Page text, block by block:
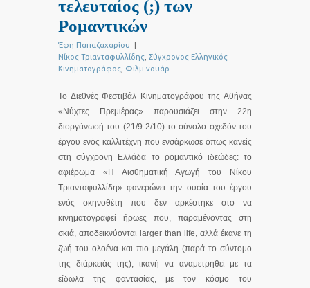
τελευταίος (;) των
Ρομαντικών
Έφη Παπαζαχαρίου
Νίκος Τριανταφυλλίδης Σύγχρονος Ελληνικός
Κινηματογράφος Φιλμ νουάρ
Το Διεθνές Φεστιβάλ Κινηματογράφου της Αθήνας
«Νύχτες Πρεμιέρας» παρουσιάζει στην 22η
διοργάνωσή του (21/9-2/10) το σύνολο σχεδόν του
έργου ενός καλλιτέχνη που ενσάρκωσε όπως κανείς
στη σύγχρονη Ελλάδα το ρομαντικό ιδεώδες: το
αφιέρωμα «Η Αισθηματική Αγωγή του Νίκου
Τριανταφυλλίδη» φανερώνει την ουσία του έργου
ενός σκηνοθέτη που δεν αρκέστηκε στο να
κινηματογραφεί ήρωες που, παραμένοντας στη
σκιά, αποδεικνύονται larger than life, αλλά έκανε τη
ζωή του ολοένα και πιο μεγάλη (παρά το σύντομο
της διάρκειάς της), ικανή να αναμετρηθεί με τα
είδωλα της φαντασίας, με τον κόσμο του